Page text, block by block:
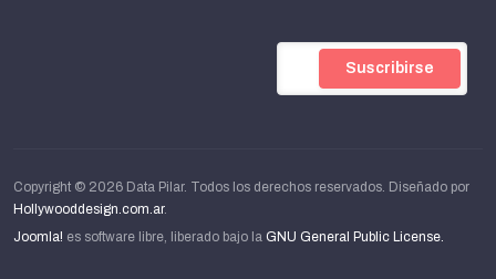
Copyright © 2026 Data Pilar. Todos los derechos reservados. Diseñado por
Hollywooddesign.com.ar.
Joomla! es software libre, liberado bajo la GNU General Public License.